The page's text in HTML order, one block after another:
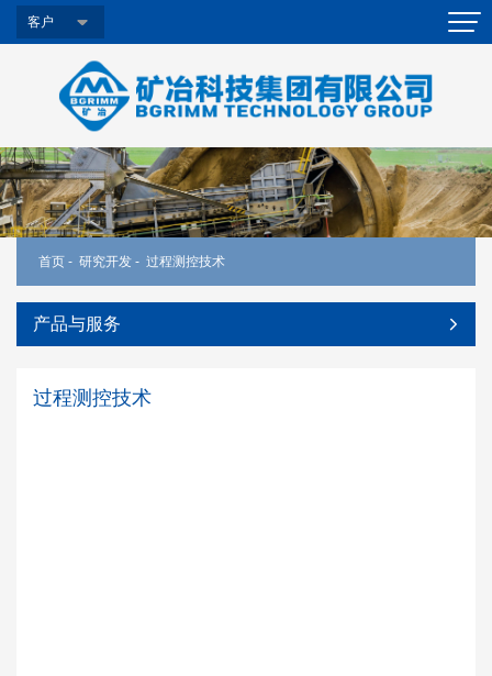
客户
首页 - 研究开发 - 过程测控技术
产品与服务
过程测控技术